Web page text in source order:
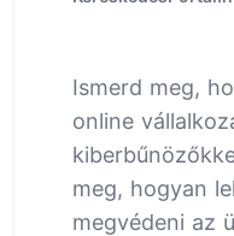
Ismerd meg,
online
meg, hogyan
megvédeni az